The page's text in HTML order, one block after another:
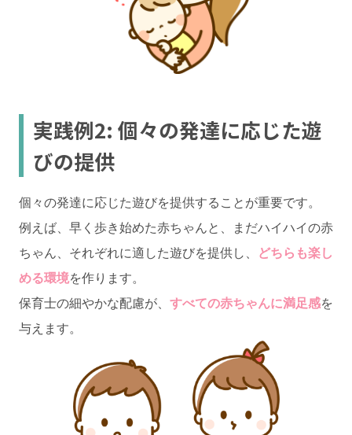
実践例2: 個々の発達に応じた遊
びの提供
個々の発達に応じた遊びを提供することが重要です。
例えば、早く歩き始めた赤ちゃんと、まだハイハイの赤
ちゃん、それぞれに適した遊びを提供し、 どちらも楽し
める環境を作ります。
保育士の細やかな配慮が、 すべての赤ちゃんに満足感を
与えます。